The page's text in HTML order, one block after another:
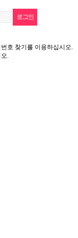
호 찾기를 이용하십시오.
.